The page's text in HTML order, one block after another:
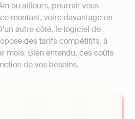
ou ailleurs, pourrait vous
montant, voire davantage en
autre côté, le logiciel de
des tarifs compétitifs, à
mois. Bien entendu, ces coûts
de vos besoins.